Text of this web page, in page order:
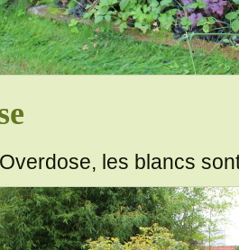
les blancs